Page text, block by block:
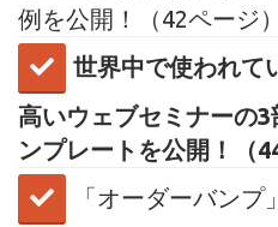
例を公開！（42ページ）
世界中で使われて
高いウェブセミナーの
ンプレートを公開！（
「オーダーバン